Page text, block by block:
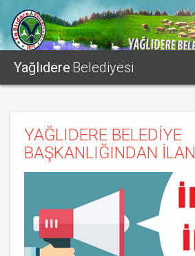
Yağlıdere Belediyesi
YAĞLIDERE BELEDİYE
BAŞKANLIĞINDAN İLAN